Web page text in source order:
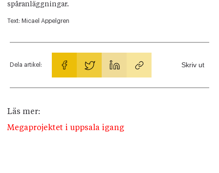
spåranläggningar.
Text: Micael Appelgren
Dela artikel: Skriv ut
Läs mer:
Megaprojektet i uppsala igang